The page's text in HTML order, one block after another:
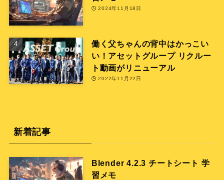
2024年11月18日
働く父ちゃんの背中はかっこい
い！アセットグループ リクルー
ト動画がリニューアル
2022年11月22日
新着記事
Blender 4.2.3 チートシート 学
習メモ